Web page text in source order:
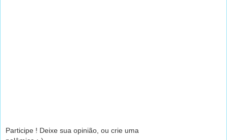
Participe ! Deixe sua opinião, ou crie uma